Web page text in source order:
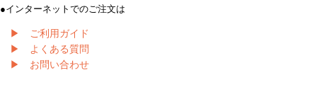
●インターネットでのご注文は
▶ ご利用ガイド
▶ よくある質問
▶ お問い合わせ